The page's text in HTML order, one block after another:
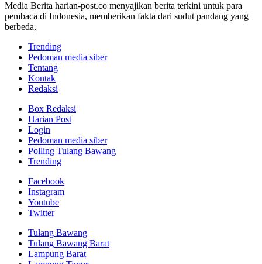
Media Berita harian-post.co menyajikan berita terkini untuk para
pembaca di Indonesia, memberikan fakta dari sudut pandang yang
berbeda,
Trending
Pedoman media siber
Tentang
Kontak
Redaksi
Box Redaksi
Harian Post
Login
Pedoman media siber
Polling Tulang Bawang
Trending
Facebook
Instagram
Youtube
Twitter
Tulang Bawang
Tulang Bawang Barat
Lampung Barat